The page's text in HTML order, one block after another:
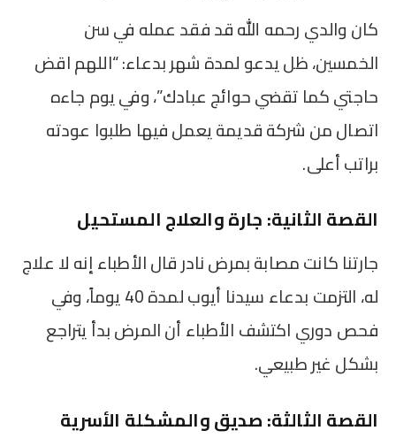
كان والدي رحمه الله قد فقد عمله في سن
الخمسين، ظل يدعو لمدة شهر بدعاء: “اللهم اقض
حاجتي كما تقضي حوائج عبادك”، وفي يوم جاءه
اتصال من شركة قديمة يعمل فيها طلبوا عودته
براتب أعلى.
القصة الثانية: جارة والعلاج المستحيل
جارتنا كانت مصابة بمرض نادر قال الأطباء إنه لا علاج
له، التزمت بدعاء سيدنا أيوب لمدة 40 يوماً، وفي
فحص دوري اكتشف الأطباء أن المرض بدأ يتراجع
بشكل غير طبيعي.
القصة الثالثة: صديق والمشكلة الأسرية